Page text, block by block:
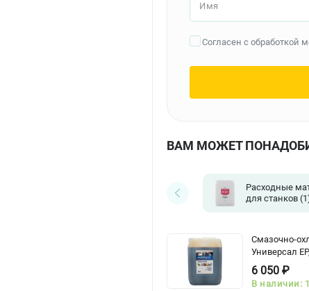
Имя
Согласен с обработкой
ВАМ МОЖЕТ
Расходные
для станков
Смазочно-
Универсал
6 050 ₽
В наличии: 1